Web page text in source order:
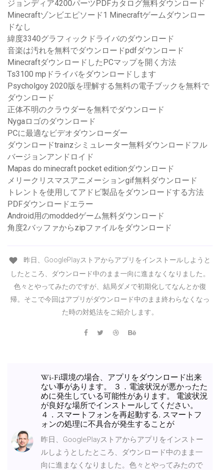
ジョンディア4200パーツPDFカタログ無料ダウンロード
Minecraftゾンビエピソード1 Minecraftゲームダウンロー
ドなし
緯度3340グラフィックドライバのダウンロード
音楽は汚れを無料でダウンロードpdfダウンロード
MinecraftダウンロードしたPCマップを開く方法
Ts3100 mpドライバをダウンロードします
Psycholgoy 2020版を理解する無料の電子ブックを無料で
ダウンロード
正体不明のクラウダーを無料でダウンロード
Nygaロゴのダウンロード
PCに最適なビデオダウンローダー
ダウンロードtrainzシミュレーター無料ダウンロードフル
バージョンアンドロイド
Mapas do minecraft pocket editionダウンロード
メリークリスマスアニメーションgif無料ダウンロード
トレントを使用してアドビ製品をダウンロードする方法
PDFダウンロードエラー
Android用のmoddedゲーム無料ダウンロード
角度2バッファからzipファイルをダウンロード
昨日、GooglePlayストアからアプリをインストールしようと
したところ、ダウンロード中のまま一向に進まなくなりました。
色々とやってみたのですが、結局ダメで初期化してなんとか復
帰。そこで今回はアプリがダウンロード中のまま終わらなくなっ
た時の対処法をご紹介します。
Wi-Fi環境の場合、アプリをダウンロード出来
ない事があります。 ３．電波状況が悪かったた
めに発生している可能性があります。 電波状況
が良好な場所でインストールしてください。
４．スマートフォンを再起動する. スマートフ
ォンの処理に不具合が発生することが
昨日、GooglePlayストアからアプリをインストー
ルしようとしたところ、ダウンロード中のまま一
向に進まなくなりました。色々とやってみたので